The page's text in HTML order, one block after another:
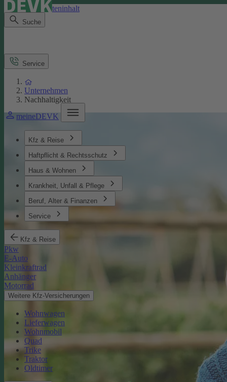
Direkt zum Seiteninhalt
Suche
meineDEVK
Kfz & Reise
Haftpflicht & Rechtsschutz
Haus & Wohnen
Krankheit, Unfall & Pflege
Beruf, Alter & Finanzen
Service
Kfz & Reise
Pkw
E-Auto
Kleinkraftrad
Anhänger
Motorrad
Weitere Kfz-Versicherungen
Wohnwagen
Lieferwagen
Wohnmobil
Quad
Trike
Traktor
Oldtimer
Service
Unternehmen
Nachhaltigkeit